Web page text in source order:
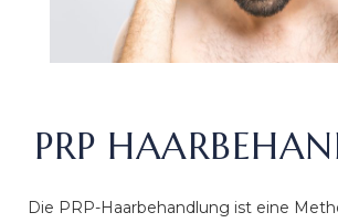
PRP
Die PRP-Haarbehandlung ist eine